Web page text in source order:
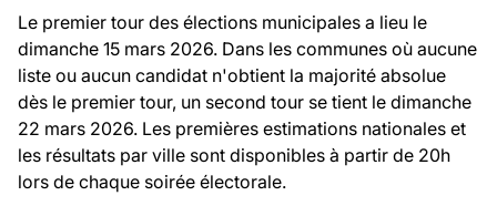
Le premier tour des élections municipales a lieu le
dimanche 15 mars 2026. Dans les communes où aucune
liste ou aucun candidat n'obtient la majorité absolue
dès le premier tour, un second tour se tient le dimanche
22 mars 2026. Les premières estimations nationales et
les résultats par ville sont disponibles à partir de 20h
lors de chaque soirée électorale.